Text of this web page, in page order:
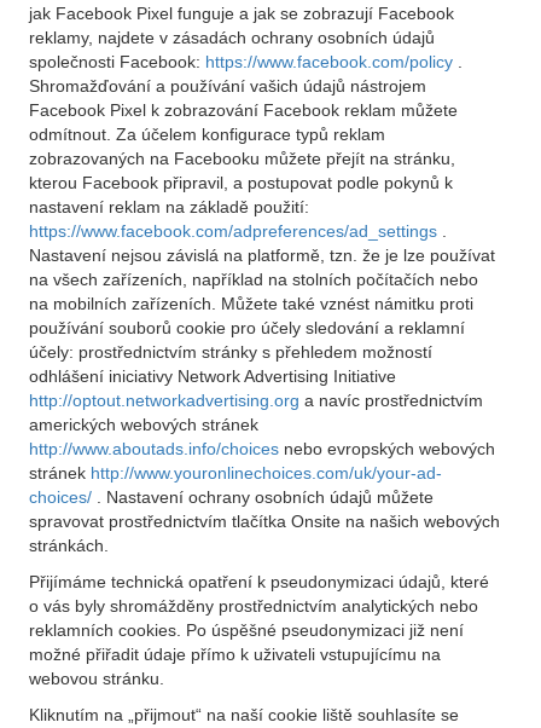
jak Facebook Pixel funguje a jak se zobrazují Facebook
reklamy, najdete v zásadách ochrany osobních údajů
společnosti Facebook: https://www.facebook.com/policy
Shromažďování a používání vašich údajů nástrojem
Facebook Pixel k zobrazování Facebook reklam můžete
odmítnout. Za účelem konfigurace typů reklam
zobrazovaných na Facebooku můžete přejít na stránku,
kterou Facebook připravil, a postupovat podle pokynů k
nastavení reklam na základě použití:
https://www.facebook.com/adpreferences/ad_settings
Nastavení nejsou závislá na platformě, tzn. že je lze používat
na všech zařízeních, například na stolních počítačích nebo
na mobilních zařízeních. Můžete také vznést námitku proti
používání souborů cookie pro účely sledování a reklamní
účely: prostřednictvím stránky s přehledem možností
odhlášení iniciativy Network Advertising Initiative
http://optout.networkadvertising.org a navíc prostřednictvím
amerických webových stránek
http://www.aboutads.info/choices nebo evropských webových
stránek http://www.youronlinechoices.com/uk/your-ad-
choices/
. Nastavení ochrany osobních údajů můžete
spravovat prostřednictvím tlačítka Onsite na našich webových
stránkách.
Přijímáme technická opatření k pseudonymizaci údajů, které
o vás byly shromážděny prostřednictvím analytických nebo
reklamních cookies. Po úspěšné pseudonymizaci již není
možné přiřadit údaje přímo k uživateli vstupujícímu na
webovou stránku.
Kliknutím na „přijmout“ na naší cookie liště souhlasíte se